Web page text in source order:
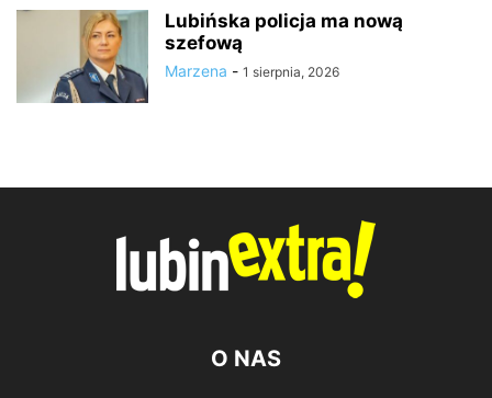
Lubińska policja ma nową
szefową
Marzena - 1 sierpnia, 2026
O NAS